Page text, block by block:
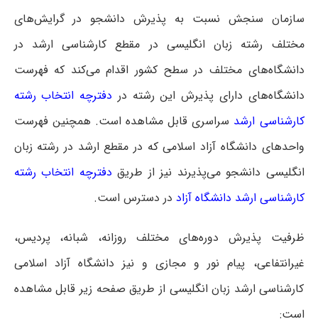
سازمان سنجش نسبت به پذیرش دانشجو در گرایش‌های
مختلف رشته زبان انگلیسی در مقطع کارشناسی ارشد در
دانشگاه‌های مختلف در سطح کشور اقدام می‌کند که فهرست
دانشگاه‌های دارای پذیرش این رشته در دفترچه انتخاب رشته
کارشناسی ارشد سراسریقابل مشاهده است. همچنین فهرست
واحدهای دانشگاه آزاد اسلامی که در مقطع ارشد در رشته زبان
انگلیسی دانشجو می‌پذیرند نیز از طریق دفترچه انتخاب رشته
کارشناسی ارشد دانشگاه آزاد در دسترس است.
ظرفیت پذیرش دوره‌های مختلف روزانه، شبانه، پردیس،
غیرانتفاعی، پیام نور و مجازی و نیز دانشگاه آزاد اسلامی
کارشناسی ارشد زبان انگلیسی از طریق صفحه زیر قابل مشاهده
است: